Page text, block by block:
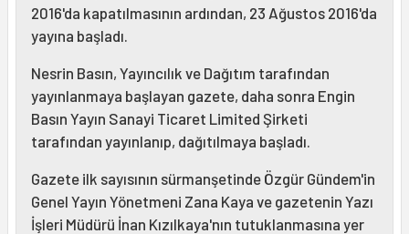
2016'da kapatılmasının ardından, 23 Ağustos 2016'da
yayına başladı.
Nesrin Basın, Yayıncılık ve Dağıtım tarafından
yayınlanmaya başlayan gazete, daha sonra Engin
Basın Yayın Sanayi Ticaret Limited Şirketi
tarafından yayınlanıp, dağıtılmaya başladı.
Gazete ilk sayısının sürmanşetinde Özgür Gündem'in
Genel Yayın Yönetmeni Zana Kaya ve gazetenin Yazı
İşleri Müdürü İnan Kızılkaya'nın tutuklanmasına yer